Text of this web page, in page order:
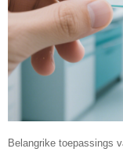
Belangrike toepassings